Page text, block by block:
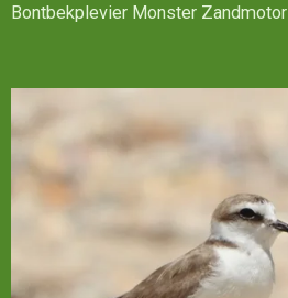
Bontbekplevier Monster Zandmotor